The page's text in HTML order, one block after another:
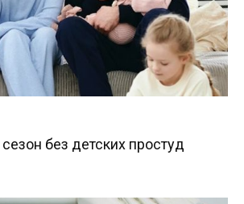
без детских простуд